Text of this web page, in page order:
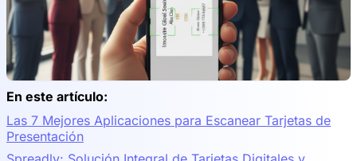
En este artículo:
Las 7 Mejores Aplicaciones para Escanear Tarjetas de
Presentación